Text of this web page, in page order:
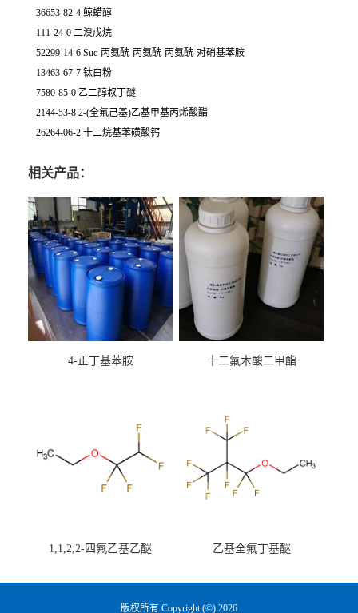
36653-82-4 鲸蜡醇
111-24-0 二溴戊烷
52299-14-6 Suc-丙氨酰-丙氨酰-丙氨酰-对硝基苯胺
13463-67-7 钛白粉
7580-85-0 乙二醇叔丁醚
2144-53-8 2-(全氟己基)乙基甲基丙烯酸酯
26264-06-2 十二烷基苯磺酸钙
相关产品：
4-正丁基苯胺 十二氟木酸二甲酯
1,1,2,2-四氟乙基乙醚 乙基全氟丁基醚
版权所有 Copyright (©) 2026